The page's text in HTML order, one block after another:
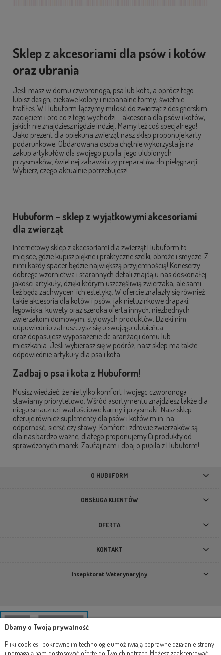
Sklep z akcesoriami dla psów i kotów
oraz ubrania
Jeśli masz w domu czworonoga, psa lub kota, a oprócz tego
lubisz design, ciekawe kolory i niebanalne formy, świetnie
trafiłeś. W Hubuform łączymy miłość do zwierząt z designerskim
zacięciem i oto co z tego wychodzi – akcesoria dla psów i kotów,
jakich nie znajdziesz nigdzie indziej. Mamy też coś specjalnego!
Jako prezent dla opiekuna zwierząt nasz sklep proponuje karty
podarunkowe. Obdarowana osoba chętnie wykorzysta je na
zakup artykułów dla swojego pupila: jego ulubionych
przysmaków, świetnej zabawki czy preparatów do pielęgnacji.
Wybierz, czego aktualnie potrzebujesz!
Hubuform – sklep z wyjątkowymi akcesoriami
dla zwierząt
Internetowy sklep z akcesoriami dla zwierząt Hubuform to
miejsce, gdzie kupisz piękne i praktyczne szelki, obroże i smycze. Z
nimi każdy spacer będzie największą przyjemnością! Koneserzy
dobrego wzornictwa i starannych detali znajdą u nas doskonałej
jakości artykuły, dzięki którym uszczęśliwią zwierzaka, ale sami
też będą zachwyceni ich estetyką. W ofercie znalazły się również
takie akcesoria dla kotów i psów, jak nietuzinkowe drapaki,
legowiska, kuwety oraz szeroka oferta innych, niezbędnych
zwierzakom domowym, stylowych produktów. Dzięki nim
odpowiednio zatroszczysz się o swojego ulubieńca
oraz dopasujesz wyposażenie do aranżacji domu lub
mieszkania. Jeśli wybierasz się w podróż, nasz sklep ma także
odpowiednie artykuły dla psa i kota.
Zadbaj o psa i kota z Hubuform!
Musisz wiedzieć, że nie tylko komfort Twojego czworonoga
stawiamy priorytetowo. Wśród asortymentu znajdziesz także dla
niego smaczne i wartościowe karmy i przysmaki. Nasz sklep
oferuje również suplementy dla psów i kotów m.in. na
odporność, sierść czy stawy. Komfort i zdrowie zwierzaków są
dla nas bardzo ważne, dlatego proponujemy Ci produkty od
sprawdzonych marek. Zaufaj nam i dbaj o pupila z Hubuform!
O HUBUFORM
OBSŁUGA KLIENTÓW
OFERTA
KONTAKT
Insepktorat Weterynaryjny
Dbamy o Twoją prywatność
Pliki cookies i pokrewne im technologie umożliwiają poprawne działanie strony
i pomagają nam dostosować ofertę do Twoich potrzeb. Możesz zaakceptować